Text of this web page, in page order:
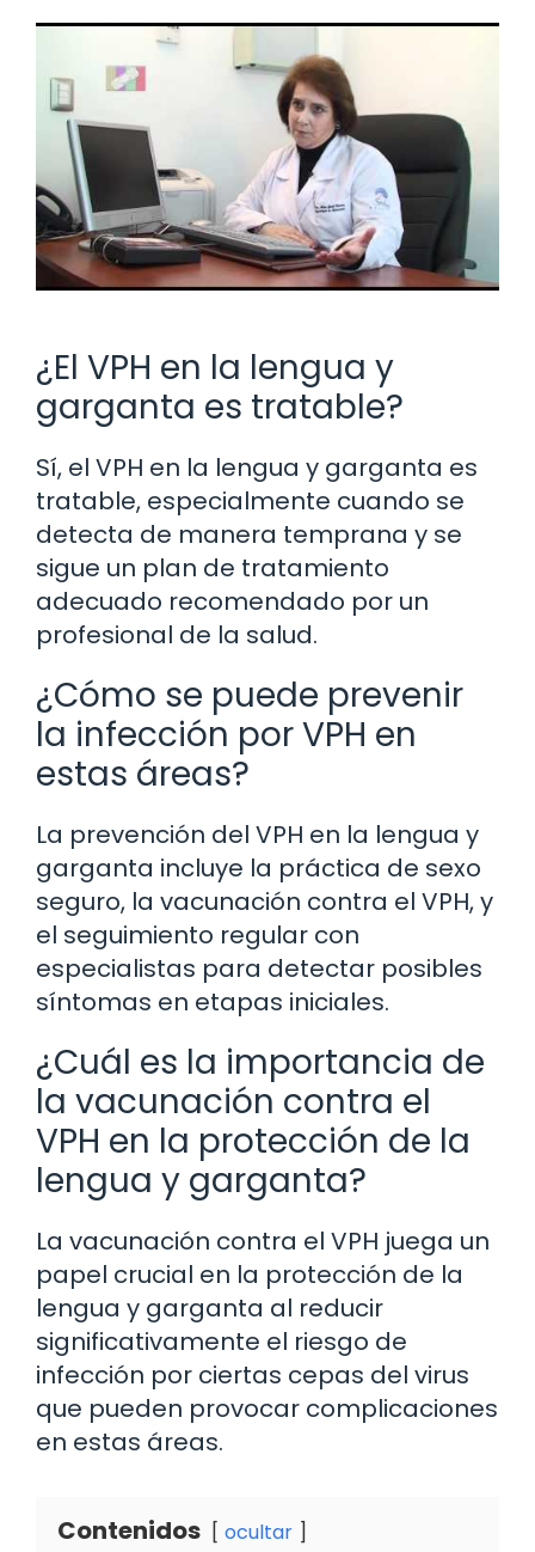
¿El VPH en la lengua y
garganta es tratable?
Sí, el VPH en la lengua y garganta es
tratable, especialmente cuando se
detecta de manera temprana y se
sigue un plan de tratamiento
adecuado recomendado por un
profesional de la salud.
¿Cómo se puede prevenir
la infección por VPH en
estas áreas?
La prevención del VPH en la lengua y
garganta incluye la práctica de sexo
seguro, la vacunación contra el VPH, y
el seguimiento regular con
especialistas para detectar posibles
síntomas en etapas iniciales.
¿Cuál es la importancia de
la vacunación contra el
VPH en la protección de la
lengua y garganta?
La vacunación contra el VPH juega un
papel crucial en la protección de la
lengua y garganta al reducir
significativamente el riesgo de
infección por ciertas cepas del virus
que pueden provocar complicaciones
en estas áreas.
Contenidos ocultar